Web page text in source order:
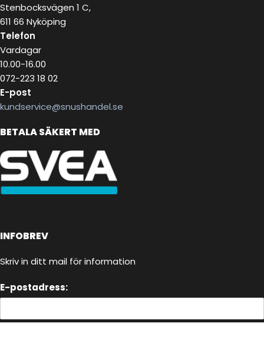
Stenbocksvägen 1 C,
611 66 Nyköping
Telefon
Vardagar
10.00-16.00
072-223 18 02
E-post
kundservice@snushandel.se
BETALA SÄKERT MED
INFOBREV
Skriv in ditt mail för information
E-postadress: